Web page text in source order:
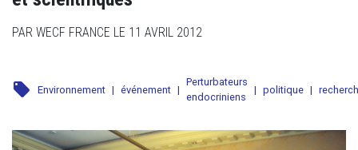
PAR WECF FRANCE LE 11 AVRIL 2012
local_offer Environnement | événement |
Perturbateurs
endocriniens
| politique |